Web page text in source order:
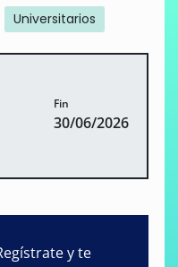
Universitarios
Fin
30/06/2026
y te